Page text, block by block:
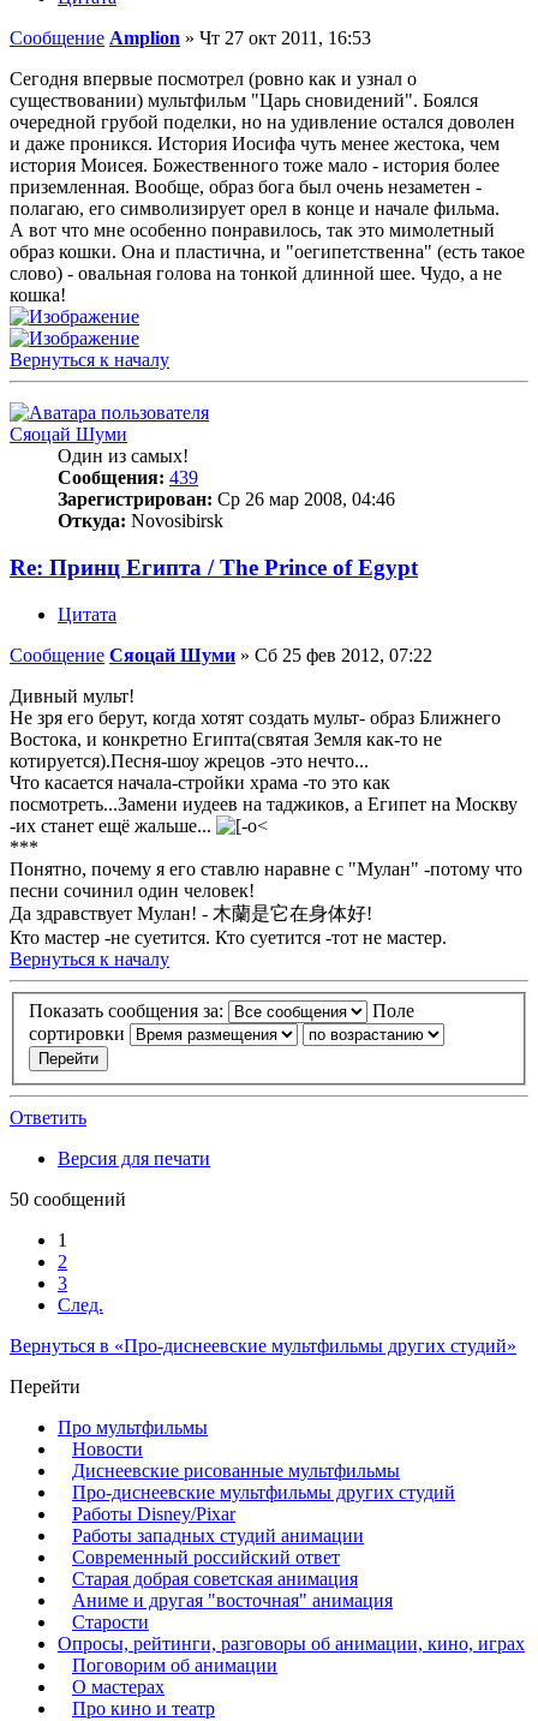
Сообщение Amplion » Чт 27 окт 2011, 16:53
Сегодня впервые посмотрел (ровно как и узнал о
существовании) мультфильм "Царь сновидений". Боялся
очередной грубой поделки, но на удивление остался доволен
и даже проникся. История Иосифа чуть менее жестока, чем
история Моисея. Божественного тоже мало - история более
приземленная. Вообще, образ бога был очень незаметен -
полагаю, его символизирует орел в конце и начале фильма.
А вот что мне особенно понравилось, так это мимолетный
образ кошки. Она и пластична, и "оегипетственна" (есть такое
слово) - овальная голова на тонкой длинной шее. Чудо, а не
кошка!
Вернуться к началу
Сяоцай Шуми
Один из самых!
Сообщения: 439
Зарегистрирован: Ср 26 мар 2008, 04:46
Откуда: Novosibirsk
Re: Принц Египта / The Prince of Egypt
Цитата
Сообщение Сяоцай Шуми » Сб 25 фев 2012, 07:22
Дивный мульт!
Не зря его берут, когда хотят создать мульт- образ Ближнего
Востока, и конкретно Египта(святая Земля как-то не
котируется).Песня-шоу жрецов -это нечто...
Что касается начала-стройки храма -то это как
посмотреть...Замени иудеев на таджиков, а Египет на Москву
-их станет ещё жальше...
***
Понятно, почему я его ставлю наравне с "Мулан" -потому что
песни сочинил один человек!
Да здравствует Мулан! - 木蘭是它在身体好!
Кто мастер -не суетится. Кто суетится -тот не мастер.
Вернуться к началу
Показать сообщения за:
Поле
сортировки
Ответить
Версия для печати
50 сообщений
1
2
3
След.
Вернуться в «Про-диснеевские мультфильмы других студий»
Перейти
Про мультфильмы
Новости
Диснеевские рисованные мультфильмы
Про-диснеевские мультфильмы других студий
Работы Disney/Pixar
Работы западных студий анимации
Современный российский ответ
Старая добрая советская анимация
Аниме и другая "восточная" анимация
Старости
Опросы, рейтинги, разговоры об анимации, кино, играх
Поговорим об анимации
О мастерах
Про кино и театр